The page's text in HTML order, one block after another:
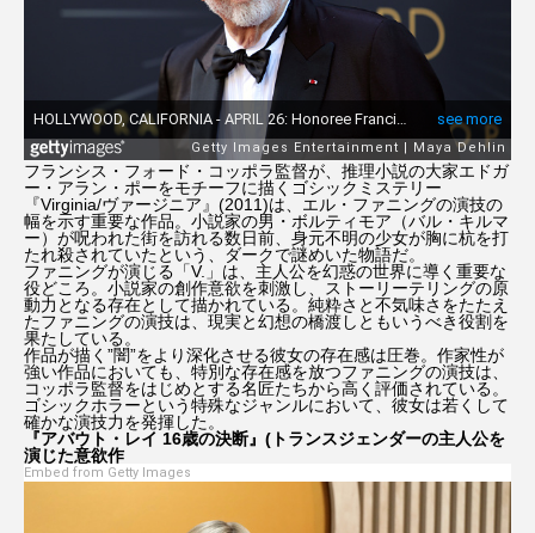
フランシス・フォード・コッポラ監督が、推理小説の大家エドガ
ー・アラン・ポーをモチーフに描くゴシックミステリー
『Virginia/ヴァージニア』(2011)は、エル・ファニングの演技の
幅を示す重要な作品。小説家の男・ボルティモア（バル・キルマ
ー）が呪われた街を訪れる数日前、身元不明の少女が胸に杭を打
たれ殺されていたという、ダークで謎めいた物語だ。
ファニングが演じる「V.」は、主人公を幻惑の世界に導く重要な
役どころ。小説家の創作意欲を刺激し、ストーリーテリングの原
動力となる存在として描かれている。純粋さと不気味さをたたえ
たファニングの演技は、現実と幻想の橋渡しともいうべき役割を
果たしている。
作品が描く”闇”をより深化させる彼女の存在感は圧巻。作家性が
強い作品においても、特別な存在感を放つファニングの演技は、
コッポラ監督をはじめとする名匠たちから高く評価されている。
ゴシックホラーという特殊なジャンルにおいて、彼女は若くして
確かな演技力を発揮した。
『アバウト・レイ 16歳の決断』(トランスジェンダーの主人公を
演じた意欲作
Embed from Getty Images